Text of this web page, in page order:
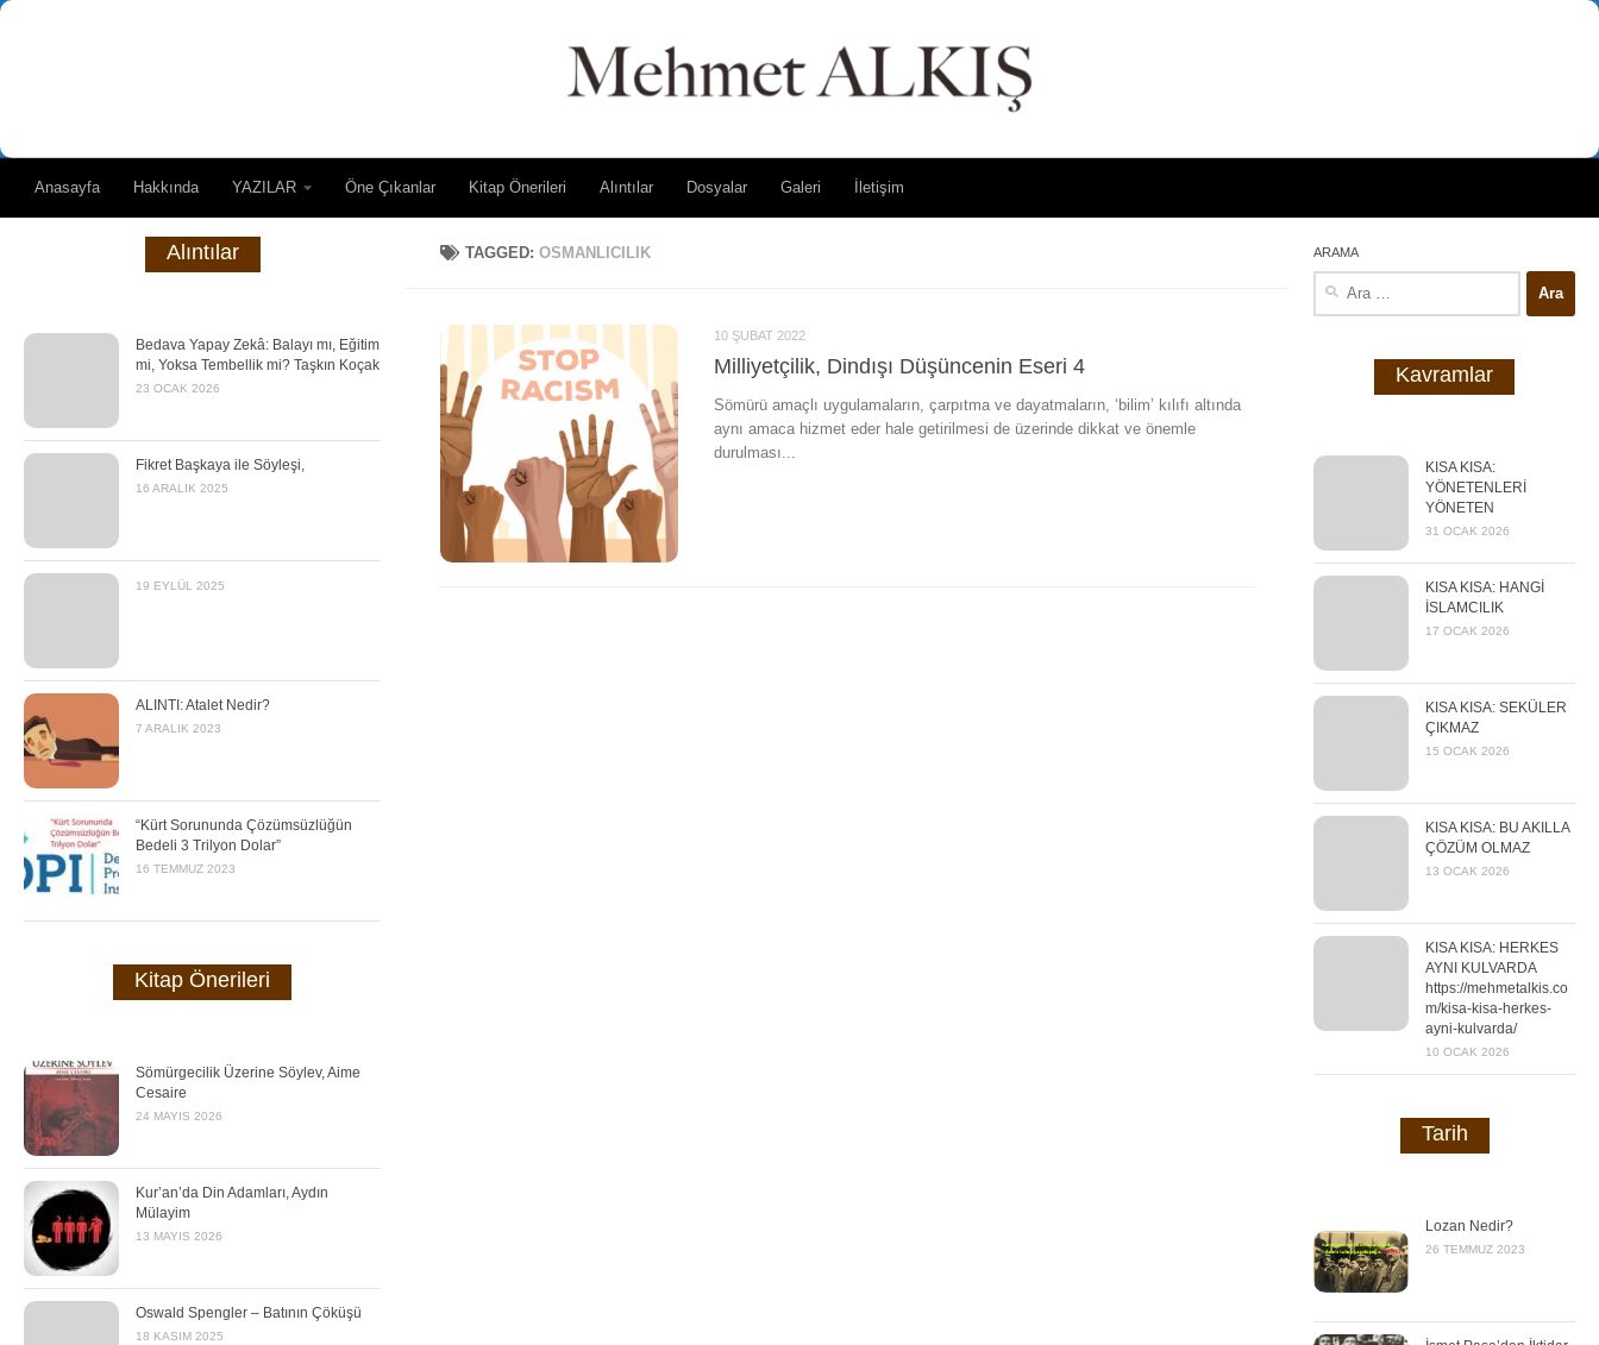
Anasayfa Hakkında YAZILAR Öne Çıkanlar Kitap Önerileri Alıntılar Dosyalar Galeri İletişim
TAGGED: OSMANLICILIK
10 ŞUBAT 2022
Milliyetçilik, Dindışı Düşüncenin Eseri 4
Sömürü amaçlı uygulamaların, çarpıtma ve dayatmaların, ‘bilim’ kılıfı altında
aynı amaca hizmet eder hale getirilmesi de üzerinde dikkat ve önemle
durulması...
Alıntılar
Bedava Yapay Zekâ: Balayı mı, Eğitim
mi, Yoksa Tembellik mi? Taşkın Koçak
23 OCAK 2026
Fikret Başkaya ile Söyleşi,
16 ARALIK 2025
19 EYLÜL 2025
ALINTI: Atalet Nedir?
7 ARALIK 2023
“Kürt Sorununda Çözümsüzlüğün
Bedeli 3 Trilyon Dolar”
16 TEMMUZ 2023
Kitap Önerileri
Sömürgecilik Üzerine Söylev, Aime
Cesaire
24 MAYIS 2026
Kur’an’da Din Adamları, Aydın
Mülayim
13 MAYIS 2026
Oswald Spengler – Batının Çöküşü
18 KASIM 2025
ARAMA
Kavramlar
KISA KISA:
YÖNETENLERİ
YÖNETEN
31 OCAK 2026
KISA KISA: HANGİ
İSLAMCILIK
17 OCAK 2026
KISA KISA: SEKÜLER
ÇIKMAZ
15 OCAK 2026
KISA KISA: BU AKILLA
ÇÖZÜM OLMAZ
13 OCAK 2026
KISA KISA: HERKES
AYNI KULVARDA
https://mehmetalkis.co
m/kisa-kisa-herkes-
ayni-kulvarda/
10 OCAK 2026
Tarih
Lozan Nedir?
26 TEMMUZ 2023